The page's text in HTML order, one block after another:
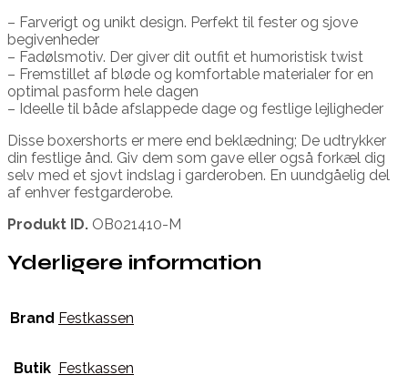
– Farverigt og unikt design. Perfekt til fester og sjove
begivenheder
– Fadølsmotiv. Der giver dit outfit et humoristisk twist
– Fremstillet af bløde og komfortable materialer for en
optimal pasform hele dagen
– Ideelle til både afslappede dage og festlige lejligheder
Disse boxershorts er mere end beklædning; De udtrykker
din festlige ånd. Giv dem som gave eller også forkæl dig
selv med et sjovt indslag i garderoben. En uundgåelig del
af enhver festgarderobe.
Produkt ID. OB021410-M
Yderligere information
Brand Festkassen
Butik Festkassen